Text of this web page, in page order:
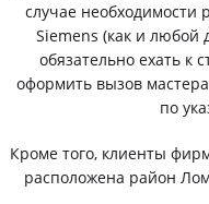
случае
Siemens (как и любой
обязательно ехать
оформить вызов
по
Кроме того, клиенты
расположена район